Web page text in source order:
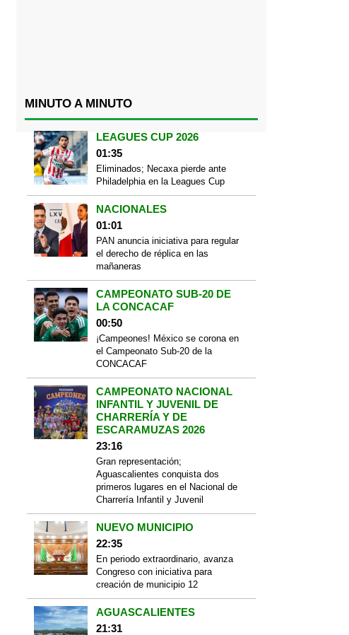
MINUTO A MINUTO
LEAGUES CUP 2026
01:35
Eliminados; Necaxa pierde ante
Philadelphia en la Leagues Cup
NACIONALES
01:01
PAN anuncia iniciativa para regular
el derecho de réplica en las
mañaneras
CAMPEONATO SUB-20 DE
LA CONCACAF
00:50
¡Campeones! México se corona en
el Campeonato Sub-20 de la
CONCACAF
CAMPEONATO NACIONAL
INFANTIL Y JUVENIL DE
CHARRERÍA Y DE
ESCARAMUZAS 2026
23:16
Gran representación;
Aguascalientes conquista dos
primeros lugares en el Nacional de
Charrería Infantil y Juvenil
NUEVO MUNICIPIO
22:35
En periodo extraordinario, avanza
Congreso con iniciativa para
creación de municipio 12
AGUASCALIENTES
21:31